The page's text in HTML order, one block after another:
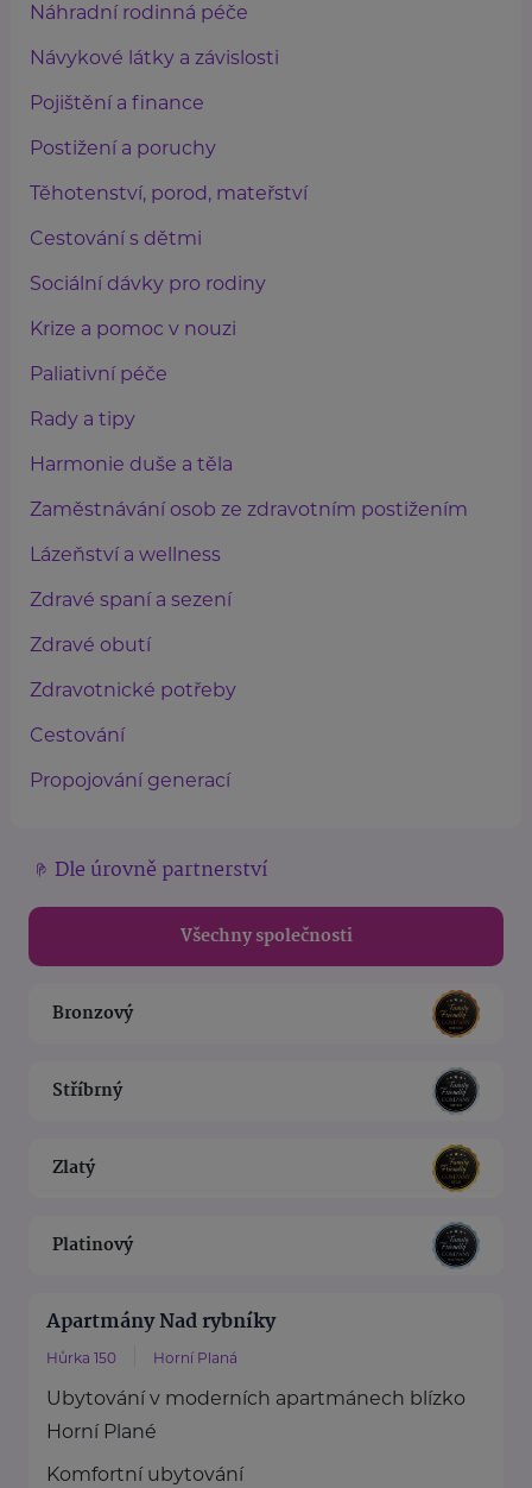
Náhradní rodinná péče
Návykové látky a závislosti
Pojištění a finance
Postižení a poruchy
Těhotenství, porod, mateřství
Cestování s dětmi
Sociální dávky pro rodiny
Krize a pomoc v nouzi
Paliativní péče
Rady a tipy
Harmonie duše a těla
Zaměstnávání osob ze zdravotním postižením
Lázeňství a wellness
Zdravé spaní a sezení
Zdravé obutí
Zdravotnické potřeby
Cestování
Propojování generací
Dle úrovně partnerství
Všechny společnosti
Bronzový
Stříbrný
Zlatý
Platinový
Apartmány Nad rybníky
Hůrka 150 Horní Planá
Ubytování v moderních apartmánech blízko
Horní Plané
Komfortní ubytování